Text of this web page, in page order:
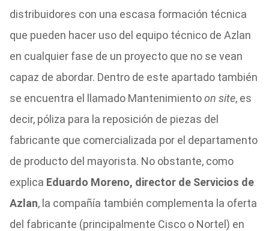
distribuidores con una escasa formación técnica
que pueden hacer uso del equipo técnico de Azlan
en cualquier fase de un proyecto que no se vean
capaz de abordar. Dentro de este apartado también
se encuentra el llamado Mantenimientoon site, es
decir, póliza para la reposición de piezas del
fabricante que comercializada por el departamento
de producto del mayorista. No obstante, como
explica Eduardo Moreno, director de Servicios de
Azlan, la compañía también complementa la oferta
del fabricante (principalmente Cisco o Nortel) en